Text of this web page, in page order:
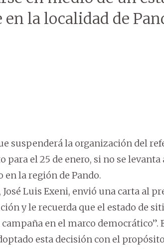
la localidad de
suspenderá la organización del
el 25 de enero, si no se levanta
la región de Pando.
Luis Exeni, envió una carta al
y le recuerda que el estado de
en el marco democrático”.
esta decisión con el